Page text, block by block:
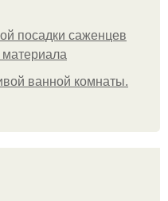
посадки саженцев
ванной комнаты.